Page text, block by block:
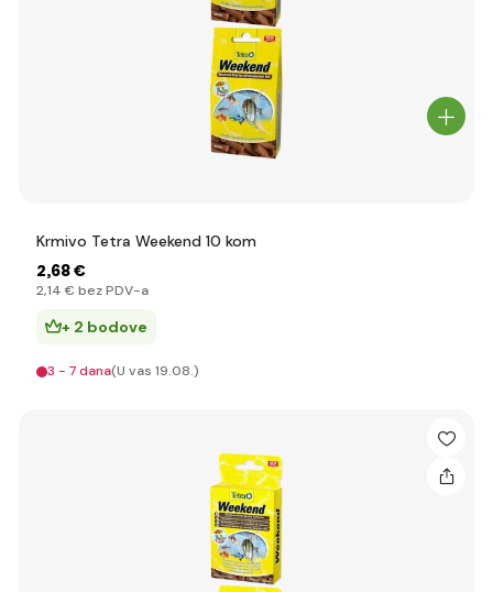
Krmivo Tetra Weekend 10 kom
2,68 €
2,14 € bez PDV-a
+ 2 bodove
3 - 7 dana(U vas 19.08.)